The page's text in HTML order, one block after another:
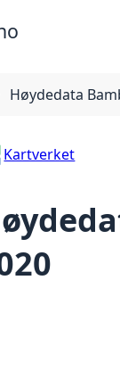
Høydedata
Kartverket